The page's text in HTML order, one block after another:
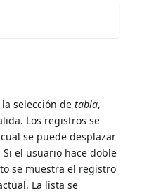
la selección detabla,
Los registros se
se puede desplazar
el usuario hace doble
se muestra el registro
La lista se